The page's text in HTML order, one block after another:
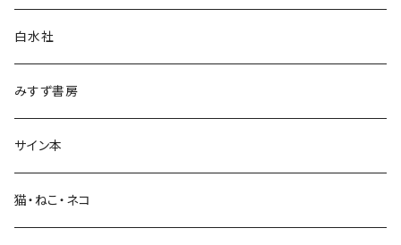
言語・ことば
白水社
みすず書房
サイン本
猫・ねこ・ネコ